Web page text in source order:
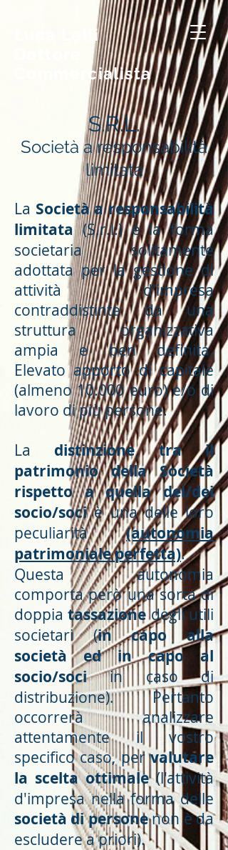
Luca Lelli
Commercialista
S.R.L.
Società a responsabilità
limitata
La Società a responsabilità
limitata(S.r.l.) è la forma
societaria solitamente
adottata per la gestione di
attività d'impresa
contraddistinte da una
struttura organizzativa
ampia e ben definita.
Elevato apporto di capitale
(almeno 10.000 euro) e/o di
lavoro di più persone.
La distinzione tra il
patrimonio della Società
rispetto a quella del/dei
socio/sociè una delle loro
peculiarità(autonomia
patrimoniale perfetta).
Questa autonomia
comporta però una sorta di
doppiatassazionedegli utili
societari (in capo alla
società ed in capo al
socio/sociin caso di
distribuzione). Pertanto
occorrerà analizzare
attentamente il vostro
specifico caso, pervalutare
la scelta ottimale(l'attività
d'impresa nella forma delle
società di personenon è da
escludere a priori).